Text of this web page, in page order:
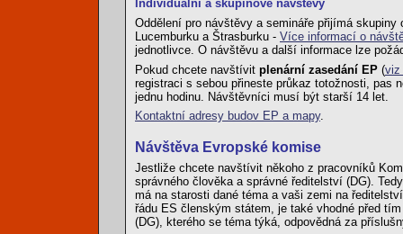
Individuální a skupinové návštěvy
Oddělení pro návštěvy a semináře přijímá
Lucemburku a Štrasburku - Více informací o
jednotlivce. O návštěvu a další informace lze
Pokud chcete navštívit plenární zasedání EP (viz
registraci s sebou přineste průkaz totožnosti, pas
jednu hodinu. Návštěvníci musí být starší 14 let.
Kontaktní adresy budov EP a mapy.
Návštěva Evropské komise
Jestliže chcete navštívit někoho z pracovníků
správného člověka a správné ředitelství (DG).
má na starosti dané téma a vaši zemi na
řádu ES členským státem, je také vhodné před
(DG), kterého se téma týká, odpovědná za